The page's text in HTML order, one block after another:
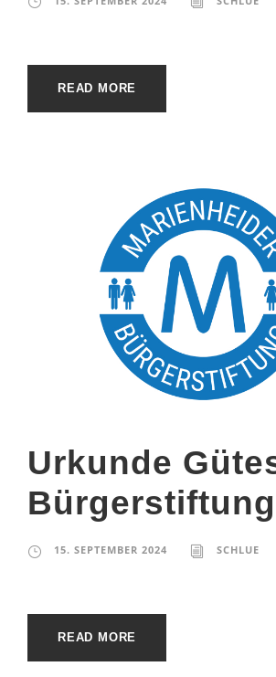
READ MORE
Urkunde
15. SEPTEMBER 2024 SCHLUE
READ MORE